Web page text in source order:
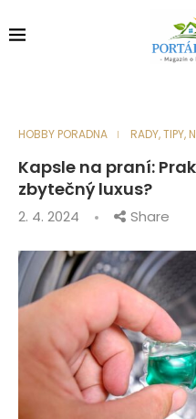
HOBBY PORADNA RADY, TIPY,
Kapsle na praní:
zbytečný luxus?
2. 4. 2024 Share